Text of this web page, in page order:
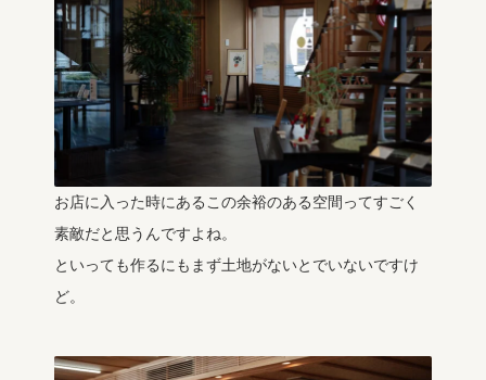
お店に入った時にあるこの余裕のある空間ってすごく
素敵だと思うんですよね。
といっても作るにもまず土地がないとでいないですけ
ど。